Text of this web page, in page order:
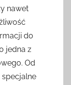
nawet
do
jedna z
Od
specjalne